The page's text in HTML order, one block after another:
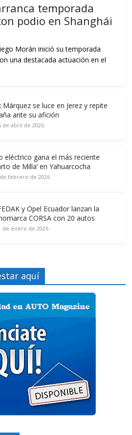
temporada
podio en Shanghái
Morán inició su temporada
una destacada actuación en el
Márquez se luce en Jerez y repite
ante su afición
de abril de 2026
eléctrico gana el más reciente
de Milla’ en Yahuarcocha
febrero de 2026
y Opel Ecuador lanzan la
CORSA con 20 autos
de enero de 2026
aquí